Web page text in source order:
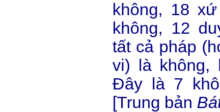
không, 18
không, 12
tất cả pháp
vi) là không,
Đây là 7
[Trung bản